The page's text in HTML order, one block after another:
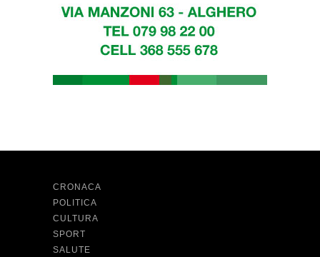
CRONACA
POLITICA
CULTURA
SPORT
SALUTE